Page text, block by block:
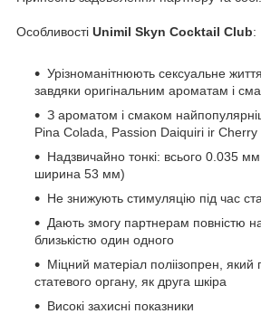
Особливості Unimil Skyn Cocktail Club:
Урізноманітнюють сексуальне
завдяки оригінальним ароматам і
З ароматом і смаком
Pina Colada, Passion Daiquiri ir Cherry
Надзвичайно тонкі: всього 0.035
ширина 53 мм)
Не знижують стимуляцію під час
Дають змогу партнерам повністю
близькістю один одного
Міцний матеріал поліізопрен, який
статевого органу, як друга шкіра
Високі захисні показники